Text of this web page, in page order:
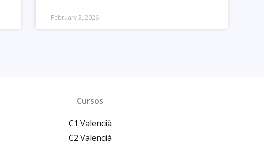
February 3, 2026
Cursos
C1 Valencià
C2 Valencià